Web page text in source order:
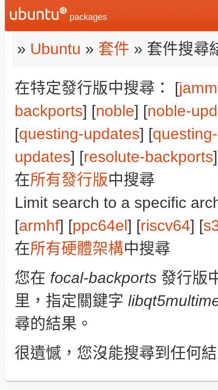
packages
» Ubuntu » 套件 » 套件搜尋
在特定發行版中搜尋： [
backports] [noble] [noble-
[questing-updates] [
updates] [resolute-backports
在所有發行版中搜尋
Limit search to a specific
[armhf] [ppc64el] [riscv64] [
在所有硬體架構中搜尋
您在 focal-backports 發行版
里，指定關鍵字
尋的結果。
很遺憾，您沒能搜尋到任何